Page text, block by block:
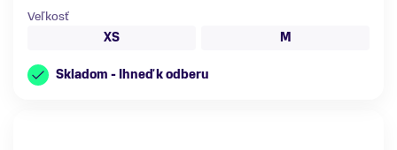
Veľkosť
XS
M
Skladom - Ihneď k odberu